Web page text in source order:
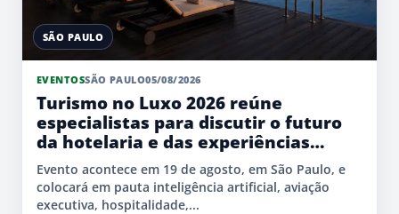
SÃO PAULO
EVENTOSSÃO PAULO05/08/2026
Turismo no Luxo 2026 reúne
especialistas para discutir o futuro
da hotelaria e das experiências
premium
Evento acontece em 19 de agosto, em São Paulo, e
colocará em pauta inteligência artificial, aviação
executiva, hospitalidade,...